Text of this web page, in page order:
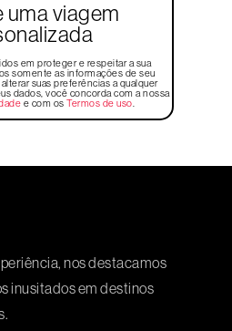
uma viagem
em proteger e respeitar a sua
somente as informações de seu
suas preferências a qualquer
dados, você concorda com a nossa
e com osTermos de uso
nos destacamos
inusitados em destinos